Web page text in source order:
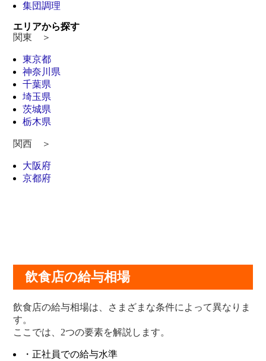
集団調理
エリアから探す
関東 ＞
東京都
神奈川県
千葉県
埼玉県
茨城県
栃木県
関西 ＞
大阪府
京都府
飲食店の給与相場
飲食店の給与相場は、さまざまな条件によって異なりま
す。
ここでは、2つの要素を解説します。
・正社員での給与水準